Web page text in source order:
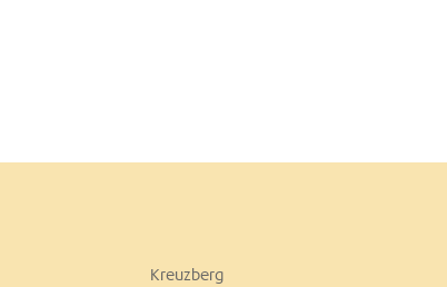
Kreuzberg